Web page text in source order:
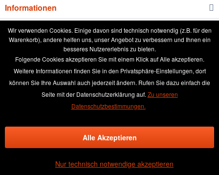
Informationen
Newsletter
* Alle Preise inkl. gesetzl. Mehrwertsteuer zzgl.Versandkosten
und ggf.
Nachnahmegebühren, wenn nicht anders beschrieben
aktuelle Preisliste
Anleitung runde Leinwand wässern
Händler-Login
Kundenmeinungen
Versand und Zahlungsbedingungen
Wir verwenden Cookies. Einige davon sind technisch notwendig (z.B. für den
Warenkorb), andere helfen uns, unser Angebot zu verbessern und Ihnen ein
besseres Nutzererlebnis zu bieten.
Folgende Cookies akzeptieren Sie mit einem Klick auf Alle akzeptieren.
Weitere Informationen finden Sie in den Privatsphäre-Einstellungen, dort
können Sie Ihre Auswahl auch jederzeit ändern. Rufen Sie dazu einfach die
Seite mit der Datenschutzerklärung auf. Zu unseren
Datenschutzbestimmungen.
Nur technisch notwendige akzeptieren
Alle Akzeptieren